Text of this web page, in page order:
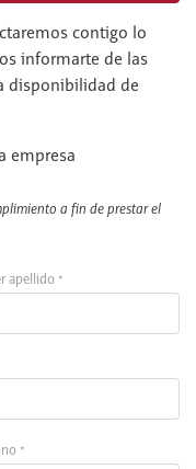
contigo lo
informarte de las
disponibilidad de
empresa
a fin de prestar el
apellido *
*